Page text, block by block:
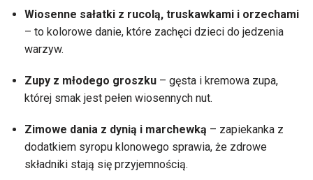
Wiosenne sałatki z rucolą, truskawkami i orzechami
– to kolorowe danie, które zachęci dzieci do jedzenia
warzyw.
Zupy z młodego groszku – gęsta i kremowa zupa,
której smak jest pełen wiosennych nut.
Zimowe dania z dynią i marchewką – zapiekanka z
dodatkiem syropu klonowego sprawia, że zdrowe
składniki stają się przyjemnością.